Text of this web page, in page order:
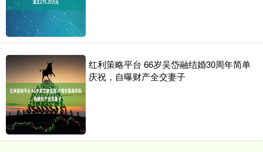
红利策略平台 66岁吴岱融结婚30周年简单
庆祝，自曝财产全交妻子